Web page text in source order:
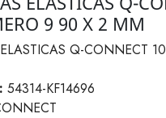
9 90 X 2 MM
Q-CONNECT
54314-KF14696